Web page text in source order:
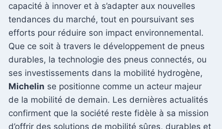
capacité à innover et à s’adapter aux nouvelles
tendances du marché, tout en poursuivant ses
efforts pour réduire son impact environnemental.
Que ce soit à travers le développement de pneus
durables, la technologie des pneus connectés, ou
ses investissements dans la mobilité hydrogène,
Michelin se positionne comme un acteur majeur
de la mobilité de demain. Les dernières actualités
confirment que la société reste fidèle à sa mission
d’offrir des solutions de mobilité sûres, durables et